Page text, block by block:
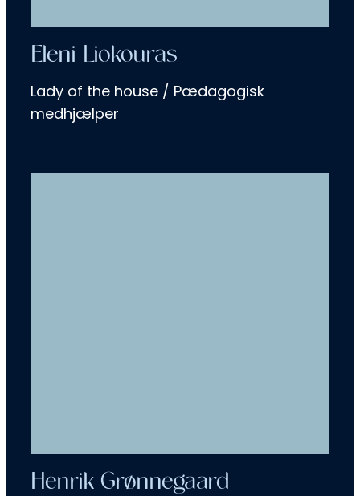
Eleni Liokouras
Lady of the house / Pædagogisk
medhjælper
Henrik Grønnegaard